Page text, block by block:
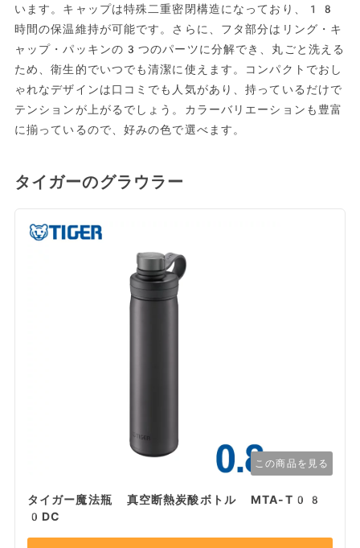
います。キャップは特殊二重密閉構造になっており、18
時間の保温維持が可能です。さらに、フタ部分はリング・キ
ャップ・パッキンの3つのパーツに分解でき、丸ごと洗える
ため、衛生的でいつでも清潔に使えます。コンパクトでおし
ゃれなデザインは口コミでも人気があり、持っているだけで
テンションが上がるでしょう。カラーバリエーションも豊富
に揃っているので、好みの色で選べます。
タイガーのグラウラー
この商品を見る
タイガー魔法瓶 真空断熱炭酸ボトル MTA-T08
0DC